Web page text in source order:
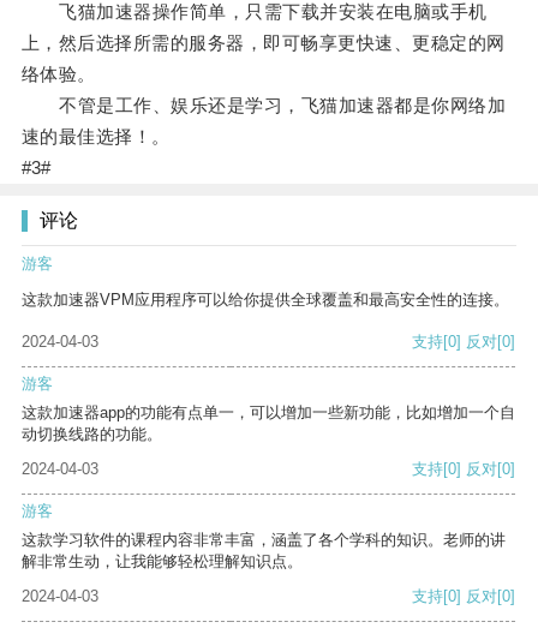
飞猫加速器操作简单，只需下载并安装在电脑或手机
上，然后选择所需的服务器，即可畅享更快速、更稳定的网
络体验。
不管是工作、娱乐还是学习，飞猫加速器都是你网络加
速的最佳选择！。
#3#
评论
游客
这款加速器VPM应用程序可以给你提供全球覆盖和最高安全性的连接。
2024-04-03 支持[0] 反对[0]
游客
这款加速器app的功能有点单一，可以增加一些新功能，比如增加一个自
动切换线路的功能。
2024-04-03
支持[0] 反对[0]
游客
这款学习软件的课程内容非常丰富，涵盖了各个学科的知识。老师的讲
解非常生动，让我能够轻松理解知识点。
2024-04-03
支持[0] 反对[0]